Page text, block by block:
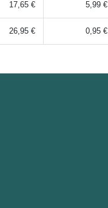
17,65 € 5,99 €
26,95 € 0,95 €